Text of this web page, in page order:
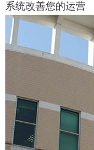
系统改善您的运营